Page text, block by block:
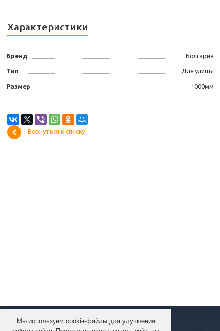
Мы используем cookie-файлы для улучшения
Характеристики
Бренд Болгария
Тип Для улицы
Размер 1000мм
Вернуться к списку
КОМПАНИЯ